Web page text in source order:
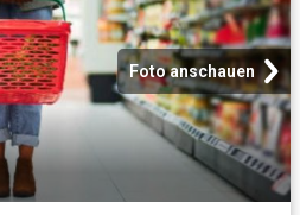
Foto anschauen